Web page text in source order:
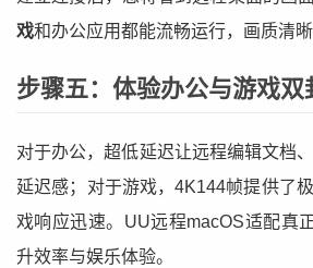
戏和办公应用都能流畅运行，画质清晰
步骤五：体验办公与游戏双
对于办公，超低延迟让远程编辑文档
延迟感；对于游戏，4K144帧提供了
戏响应迅速。UU远程macOS适配真
升效率与娱乐体验。